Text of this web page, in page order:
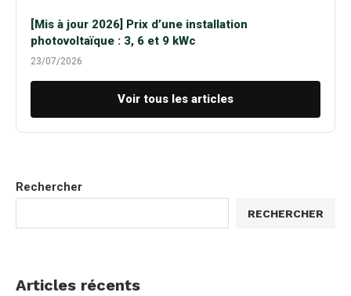
[Mis à jour 2026] Prix d’une installation
photovoltaïque : 3, 6 et 9 kWc
23/07/2026
Voir tous les articles
Rechercher
RECHERCHER
Articles récents